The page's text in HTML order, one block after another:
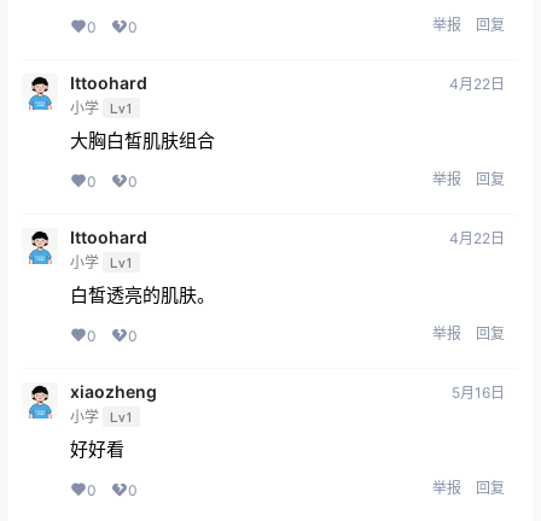
0 0 举报 回复
Ittoohard
小学 Lv1
4月22日
大胸白皙肌肤组合
0 0 举报 回复
Ittoohard
小学 Lv1
4月22日
白皙透亮的肌肤。
0 0 举报 回复
xiaozheng
小学 Lv1
5月16日
好好看
0 0 举报 回复